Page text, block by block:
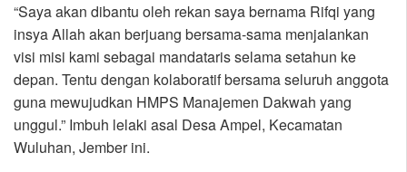
“Saya akan dibantu oleh rekan saya bernama Rifqi yang
insya Allah akan berjuang bersama-sama menjalankan
visi misi kami sebagai mandataris selama setahun ke
depan. Tentu dengan kolaboratif bersama seluruh anggota
guna mewujudkan HMPS Manajemen Dakwah yang
unggul.” Imbuh lelaki asal Desa Ampel, Kecamatan
Wuluhan, Jember ini.